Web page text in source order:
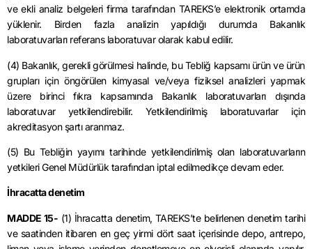
ve ekli analiz belgeleri firma tarafından TAREKS’e elektronik ortamda
yüklenir. Birden fazla analizin yapıldığı durumda Bakanlık
laboratuvarları referans laboratuvar olarak kabul edilir.
(4) Bakanlık, gerekli görülmesi halinde, bu Tebliğ kapsamı ürün ve ürün
grupları için öngörülen kimyasal ve/veya fiziksel analizleri yapmak
üzere birinci fıkra kapsamında Bakanlık laboratuvarları dışında
laboratuvar yetkilendirebilir. Yetkilendirilmiş laboratuvarlar için
akreditasyon şartı aranmaz.
(5) Bu Tebliğin yayımı tarihinde yetkilendirilmiş olan laboratuvarların
yetkileri Genel Müdürlük tarafından iptal edilmedikçe devam eder.
İhracatta denetim
MADDE 15- (1) İhracatta denetim, TAREKS’te belirlenen denetim tarihi
ve saatinden itibaren en geç yirmi dört saat içerisinde depo, antrepo,